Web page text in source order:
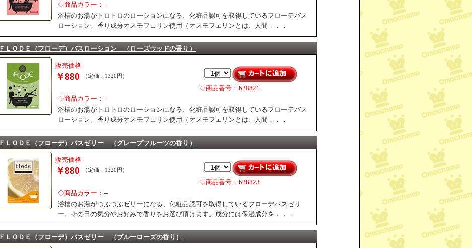
◇商品カラー：--
浴槽のお湯がトロトロのローションになる、化粧品認可を取得しているフローデバス
ローション。香り成分オスモフェリン使用（オスモフェリンとは、人間．．．
ＦＬＯＤＥ（フローデ）バスローション （ローズウッドの香り）
販売価格
￥880 （定価：1320円）
◇商品番号：b28821
◇商品カラー：--
浴槽のお湯がトロトロのローションになる、化粧品認可を取得しているフローデバス
ローション。香り成分オスモフェリン使用（オスモフェリンとは、人間．．．
ＦＬＯＤＥ（フローデ）バスゼリー （グレープフルーツの香り）
販売価格
￥880 （定価：1320円）
◇商品番号：b28823
◇商品カラー：--
浴槽のお湯がつぶつぶゼリーになる、化粧品認可を取得しているフローデバスゼリ
ー。その日の気分やお好みで香りをお選び頂けます。成分には保湿成分を．．．
ＦＬＯＤＥ（フローデ）バスゼリー （ブルーローズの香り）